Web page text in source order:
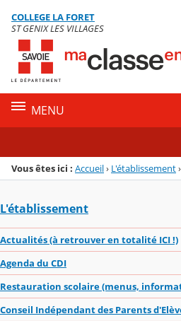
Menu de la rubrique
Contenu
COLLEGE LA FORET
ST GENIX LES VILLAGES
MENU
Vous êtes ici : Accueil› L'établissement›
L'établissement
Actualités (à retrouver en totalité ICI !)
Agenda du CDI
Restauration scolaire (menus,
Conseil Indépendant des Parents